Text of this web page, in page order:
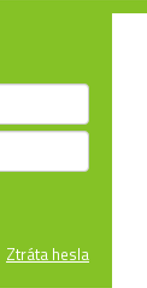
Ztráta hesla